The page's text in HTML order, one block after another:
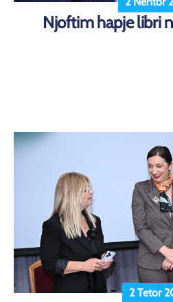
Njoftim hapje libri
2 Tetor